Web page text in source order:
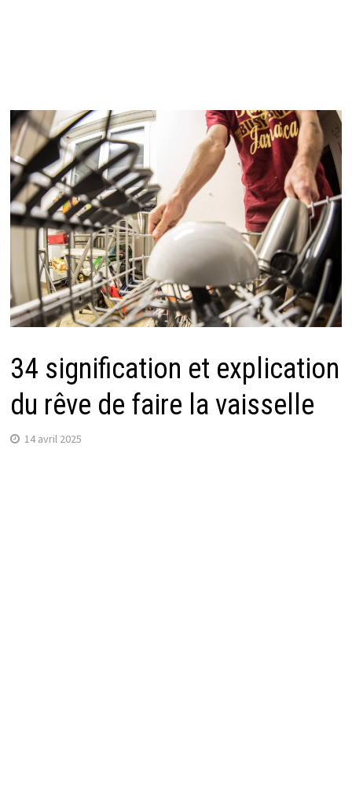
34 signification et explication
du rêve de faire la vaisselle
14 avril 2025